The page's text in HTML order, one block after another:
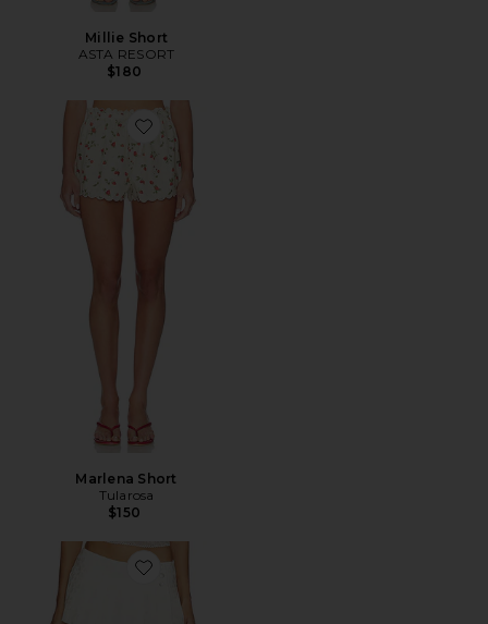
Millie Short
ASTA RESORT
$180
Favorite Marlena Short
Marlena Short
Tularosa
$150
Favorite FALDA-PANTALÓN REMINI LACE